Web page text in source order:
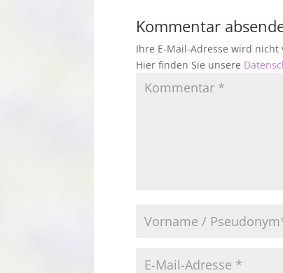
Kommentar
Ihre E-Mail-Adresse wird
Hier finden Sie unsere